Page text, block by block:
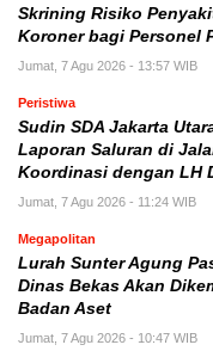
Skrining Risiko
Koroner bagi Personel
Jumat, 7 Agu 2026 - 13:57 WIB
Peristiwa
Sudin SDA Jakarta
Laporan Saluran di
Koordinasi dengan LH
Jumat, 7 Agu 2026 - 11:24 WIB
Megapolitan
Lurah Sunter Agung
Dinas Bekas Akan
Badan Aset
Jumat, 7 Agu 2026 - 10:47 WIB